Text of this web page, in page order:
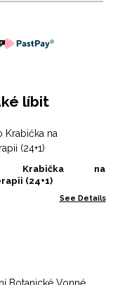
líbit
Krabička na
(24+1)
See Details